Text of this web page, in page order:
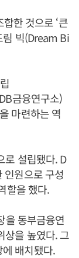
한 것으로 ‘큰
림 빅(Dream Bi
금융연구소)
마련하는 역
로 설립됐다. D
인원으로 구성
할을 했다.
을 동부금융연
상을 높였다. 그
배치됐다.